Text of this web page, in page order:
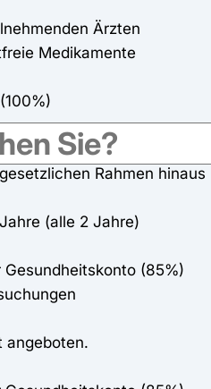
Ärzten
Medikamente
Gesundheitskonto (85%)
Rahmen hinaus
(alle 2 Jahre)
(85%)
angeboten.